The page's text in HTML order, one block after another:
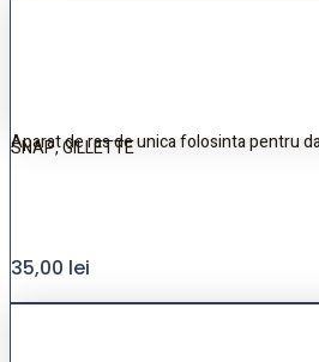
Aparat de ras de unica folosinta pentru
SNAP, GILLETTE
35,00 lei